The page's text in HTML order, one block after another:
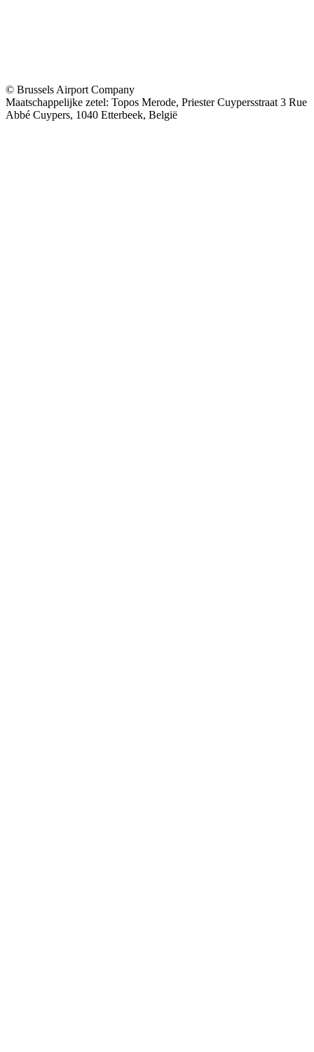
© Brussels Airport Company
Maatschappelijke zetel: Topos Merode, Priester Cuypersstraat 3 Rue
Abbé Cuypers, 1040 Etterbeek, België